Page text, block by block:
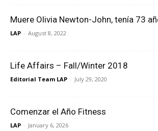
Muere Olivia Newton-John, tenía 73
LAP - August 8, 2022
Life Affairs – Fall/Winter 2018
Editorial Team LAP - July 29, 2020
Comenzar el Año Fitness
LAP - January 6, 2026